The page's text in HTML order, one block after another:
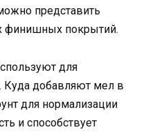
представить
финишных покрытий.
для
Куда добавляют мел в
для нормализации
и способствует